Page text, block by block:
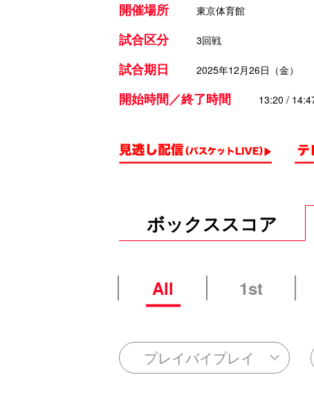
開催場所 東京体育館
試合区分 3回戦
試合期日 2025年12月26日（金）
開始時間／終了時間 13:20 /
ボックススコア
All 1st
プレイバイプレイ